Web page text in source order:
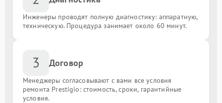
Инженеры проводят полную диагностику: аппаратную,
техническую. Процедура занимает около 60 минут.
3 Договор
Менеджеры согласовывают с вами все условия
ремонта Prestigio: стоимость, сроки, гарантийные
условия.